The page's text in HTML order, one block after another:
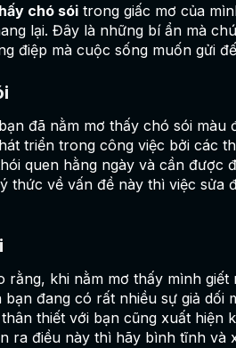
chó sói trong giấc mơ của
lại. Đây là những bí ẩn mà
điệp mà cuộc sống muốn gửi
đã nằm mơ thấy chó sói
triển trong công việc bởi các
quen hằng ngày và cần được
thức về vấn đề này thì việc sửa
rằng, khi nằm mơ thấy mình
đang có rất nhiều sự giả dối
thiết với bạn cũng xuất hiện
ra điều này thì hãy bình tĩnh